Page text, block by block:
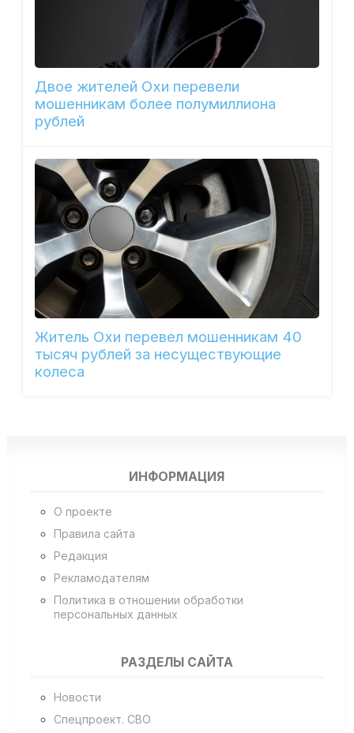
Двое жителей Охи перевели
мошенникам более полумиллиона
рублей
Житель Охи перевел мошенникам 40
тысяч рублей за несуществующие
колеса
ИНФОРМАЦИЯ
О проекте
Правила сайта
Редакция
Рекламодателям
Политика в отношении обработки
персональных данных
РАЗДЕЛЫ САЙТА
Новости
Спецпроект. СВО